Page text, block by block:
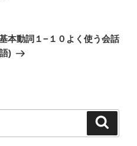
本動詞１−１０よく使う会話
)